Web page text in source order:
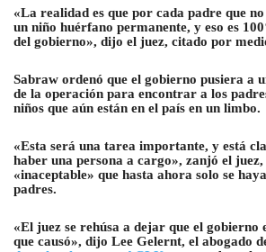
«La realidad es que por cada padre que
un niño huérfano permanente, y eso es
del gobierno», dijo el juez, citado por
Sabraw ordenó que el gobierno pusiera a
de la operación para encontrar a los
niños que aún están en el país en un limbo.
«Esta será una tarea importante, y está
haber una persona a cargo», zanjó el juez,
«inaceptable» que hasta ahora solo se
padres.
«El juez se rehúsa a dejar que el gobierno
que causó», dijo Lee Gelernt, el abogado